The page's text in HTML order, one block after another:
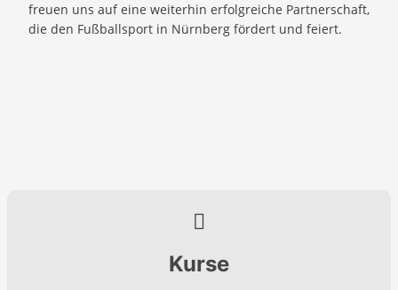
freuen uns auf eine weiterhin erfolgreiche Partnerschaft,
die den Fußballsport in Nürnberg fördert und feiert.
Kurse